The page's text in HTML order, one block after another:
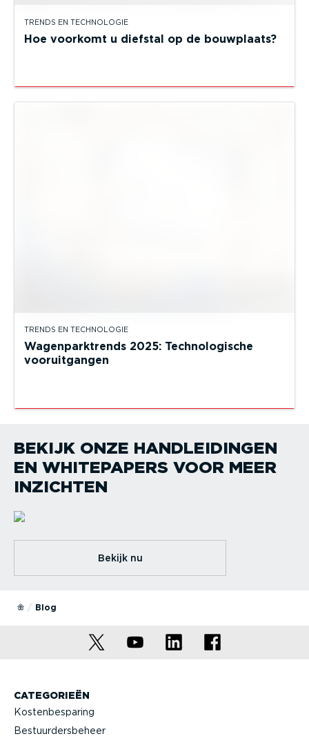
TRENDS EN TECHNOLOGIE
Hoe voorkomt u diefstal op de bouwplaats?
TRENDS EN TECHNOLOGIE
Wagenparktrends 2025: Technologische
vooruitgangen
BEKIJK ONZE HANDLEIDINGEN
EN WHITEPAPERS VOOR MEER
INZICHTEN
Bekijk nu
Blog
CATEGORIEËN
Kostenbesparing
Bestuurdersbeheer